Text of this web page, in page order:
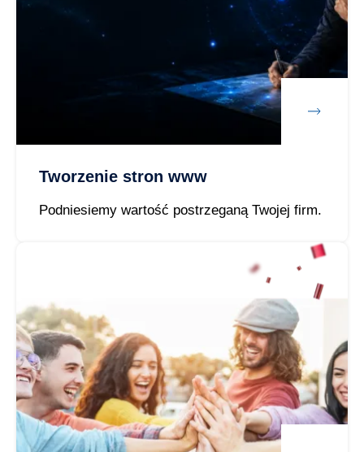
Tworzenie stron www
Podniesiemy wartość postrzeganą Twojej firm.